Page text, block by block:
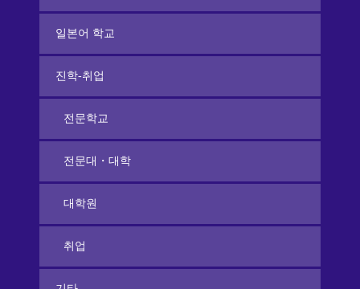
일본어 학교
진학-취업
전문학교
전문대・대학
대학원
취업